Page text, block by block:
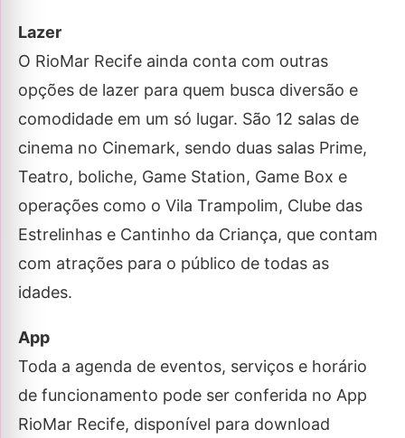
Lazer
O RioMar Recife ainda conta com outras
opções de lazer para quem busca diversão e
comodidade em um só lugar. São 12 salas de
cinema no Cinemark, sendo duas salas Prime,
Teatro, boliche, Game Station, Game Box e
operações como o Vila Trampolim, Clube das
Estrelinhas e Cantinho da Criança, que contam
com atrações para o público de todas as
idades.
App
Toda a agenda de eventos, serviços e horário
de funcionamento pode ser conferida no App
RioMar Recife, disponível para download